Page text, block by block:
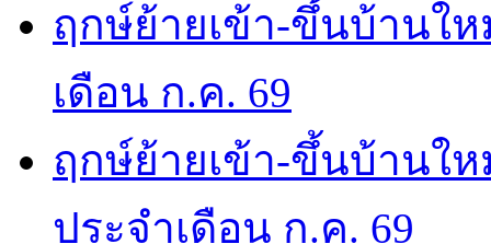
ฤกษ์ย้ายเข้า-ขึ้นบ้านใ
เดือน ก.ค. 69
ฤกษ์ย้ายเข้า-ขึ้นบ้านใ
ประจำเดือน ก.ค. 69